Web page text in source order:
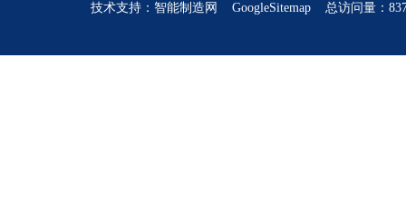
技术支持： 智能制造网 GoogleSitemap 总访问量：